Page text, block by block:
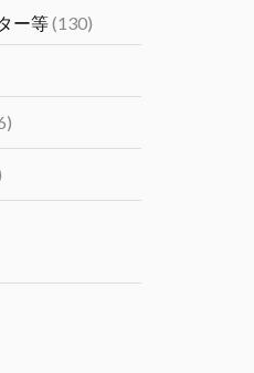
流会が開催さ
イートされました
ー等(130)